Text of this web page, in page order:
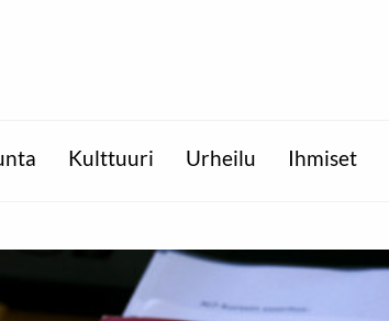
Kulttuuri Urheilu Ihmiset